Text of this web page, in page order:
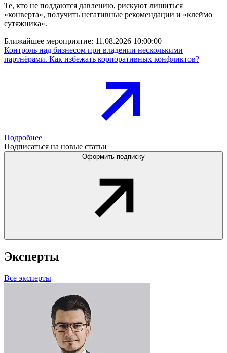
Те, кто не поддаются давлению, рискуют лишиться
«конверта», получить негативные рекомендации и «клеймо
сутяжника».
Ближайшее мероприятие: 11.08.2026 10:00:00
Контроль над бизнесом при владении несколькими
партнёрами. Как избежать корпоративных конфликтов?
Подробнее
Подписаться на новые статьи
Оформить подписку
Эксперты
Все эксперты